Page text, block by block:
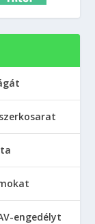
engedélyt